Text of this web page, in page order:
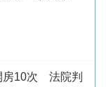
房10次 法院判